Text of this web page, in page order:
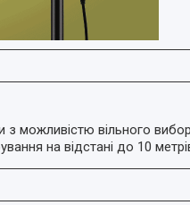
з можливістю вільного
на відстані до 10